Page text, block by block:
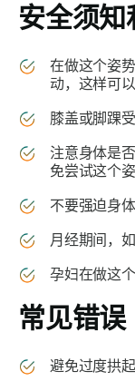
安全须
在做这个姿
动，这样可
膝盖或脚踝
注意身体是
免尝试这个姿
不要强迫身
月经期间，
孕妇在做这
常见错误
避免过度拱